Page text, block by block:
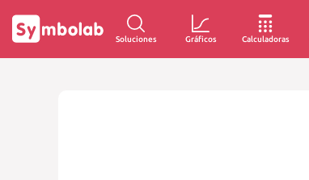
Soluciones Gráficos Calculadoras